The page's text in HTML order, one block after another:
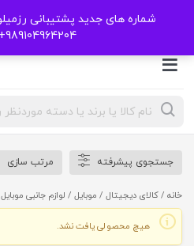
989104964204+
Products
search
جستجوی پیشرفته مرتب سازی
خانه /کالای دیجیتال / موبایل / لوازم جانبی موبایل
هیچ محصولی یافت نشد.